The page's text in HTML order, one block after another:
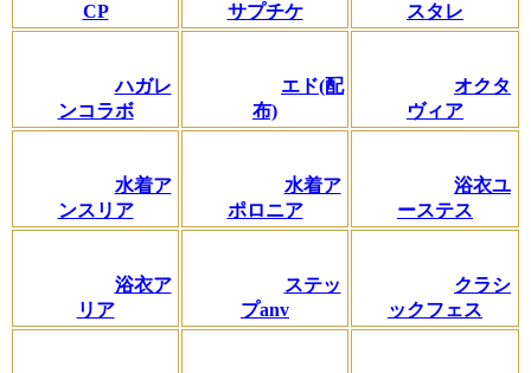
CP
サプチケ
スタレ
ハガレ
ンコラボ
エド(配
布)
オクタ
ヴィア
水着ア
ンスリア
水着ア
ポロニア
浴衣ユ
ーステス
浴衣ア
リア
ステッ
プanv
クラシ
ックフェス